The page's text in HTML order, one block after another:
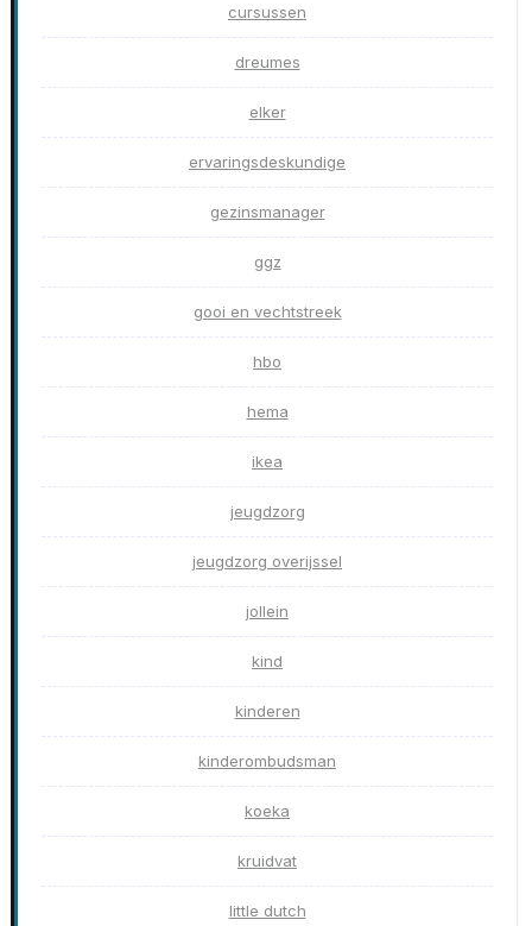
cursussen
dreumes
elker
ervaringsdeskundige
gezinsmanager
ggz
gooi en vechtstreek
hbo
hema
ikea
jeugdzorg
jeugdzorg overijssel
jollein
kind
kinderen
kinderombudsman
koeka
kruidvat
little dutch